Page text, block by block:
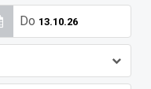
Do 13.10.26